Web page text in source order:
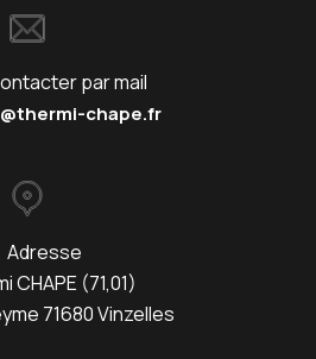
par mail
chape.fr
Adresse
CHAPE (71,01)
71680 Vinzelles